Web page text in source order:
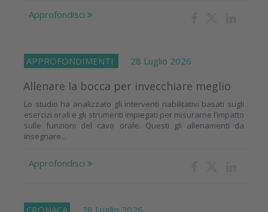
Approfondisci
APPROFONDIMENTI 28 Luglio 2026
Allenare la bocca per invecchiare meglio
Lo studio ha analizzato gli interventi riabilitativi basati sugli
esercizi orali e gli strumenti impiegati per misurarne l’impatto
sulle funzioni del cavo orale. Questi gli allenamenti da
insegnare...
Approfondisci